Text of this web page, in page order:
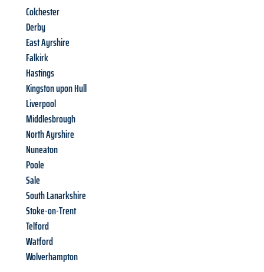
Colchester
Derby
East Ayrshire
Falkirk
Hastings
Kingston upon Hull
Liverpool
Middlesbrough
North Ayrshire
Nuneaton
Poole
Sale
South Lanarkshire
Stoke-on-Trent
Telford
Watford
Wolverhampton